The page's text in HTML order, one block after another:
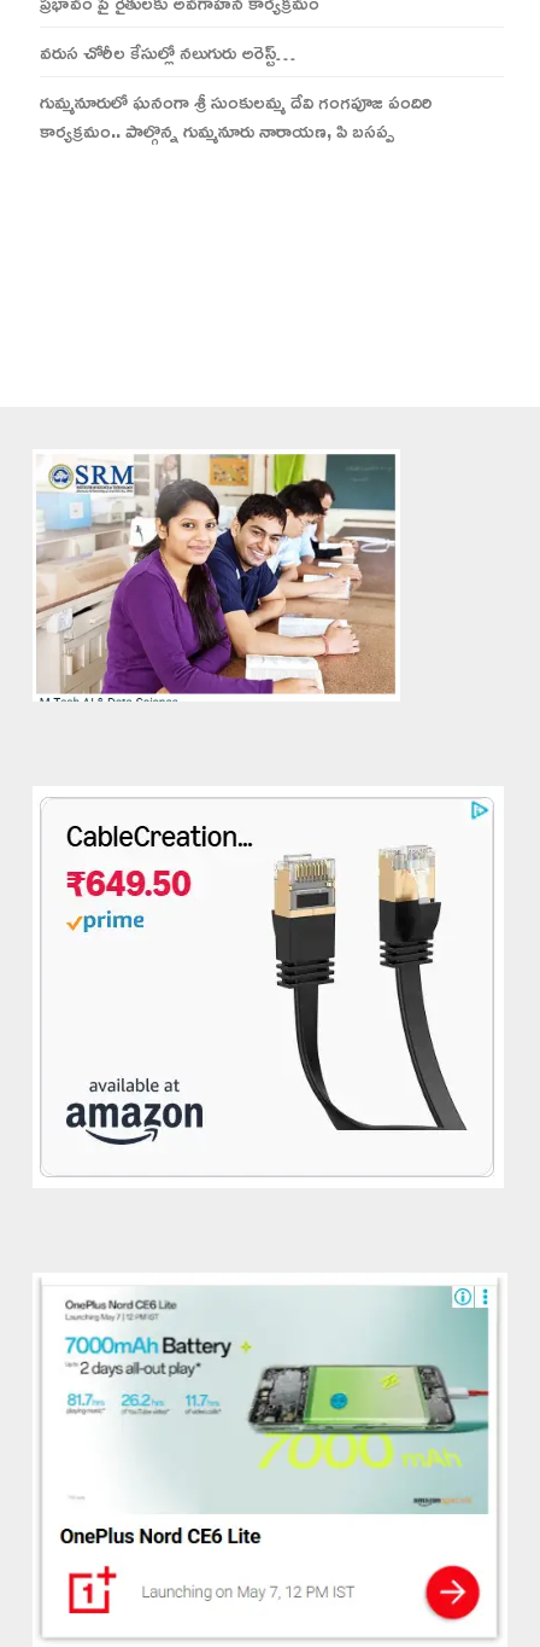
వరుస చోరీల కేసుల్లో నలుగురు అరెస్ట్…
గుమ్మనూరులో ఘనంగా శ్రీ సుంకులమ్మ దేవి గంగపూజ పందిరి
కార్యక్రమం.. పాల్గొన్న గుమ్మనూరు నారాయణ, పి బసప్ప